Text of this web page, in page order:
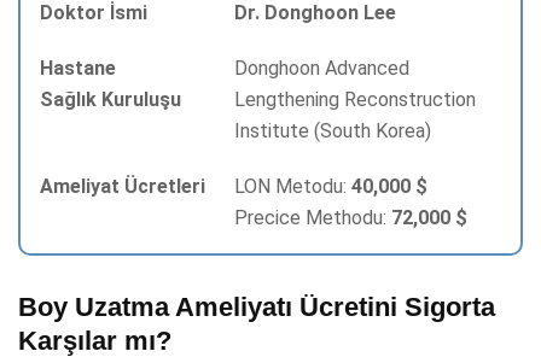
Dr. Donghoon Lee
Donghoon Advanced
Lengthening Reconstruction
Institute (South Korea)
LON Metodu: 40,000 $
Precice Methodu: 72,000 $
Boy Uzatma Ameliyatı Ücretini Sigorta
Karşılar mı?